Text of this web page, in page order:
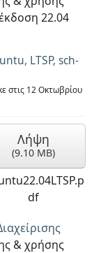
22.04
LTSP, sch-
στις 12 Οκτωβρίου
Λήψη
(9.10 MB)
df
& χρήσης